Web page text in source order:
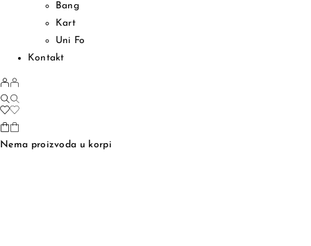
Bang
Kart
Uni Fo
Kontakt
Nema proizvoda u korpi